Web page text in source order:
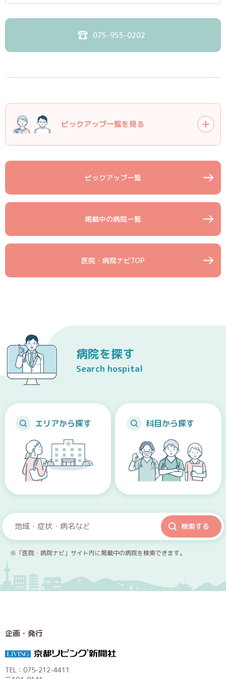
075-955-0202
ピックアップ一覧を見る
ピックアップ一覧
掲載中の病院一覧
医院・病院ナビTOP
Search hospital
病院を探す
エリアから探す 科目から探す
※「医院・病院ナビ」サイト内に掲載中の病院を検索できます。
企画・発行
TEL：075-212-4411